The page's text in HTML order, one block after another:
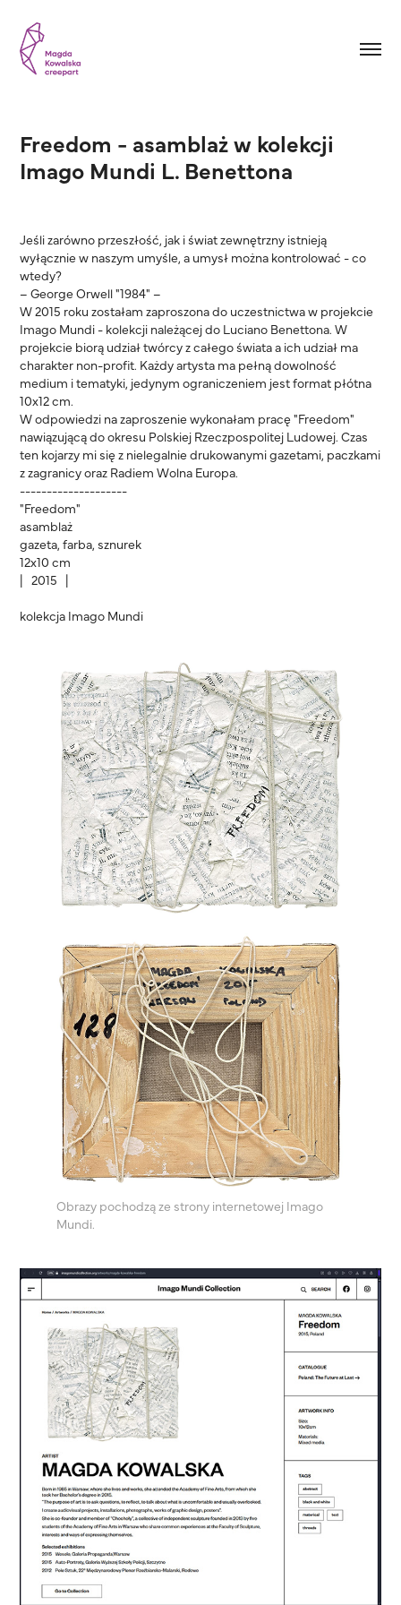
Freedom - asamblaż w kolekcji
Imago Mundi L. Benettona
Jeśli zarówno przeszłość, jak i świat zewnętrzny istnieją
wyłącznie w naszym umyśle, a umysł można kontrolować - co
wtedy?
– George Orwell "1984" –
W 2015 roku zostałam zaproszona do uczestnictwa w projekcie
Imago Mundi - kolekcji należącej do Luciano Benettona. W
projekcie biorą udział twórcy z całego świata a ich udział ma
charakter non-profit. Każdy artysta ma pełną dowolność
medium i tematyki, jedynym ograniczeniem jest format płótna
10x12 cm.
W odpowiedzi na zaproszenie wykonałam pracę "Freedom"
nawiązującą do okresu Polskiej Rzeczpospolitej Ludowej. Czas
ten kojarzy mi się z nielegalnie drukowanymi gazetami, paczkami
z zagranicy oraz Radiem Wolna Europa.
--------------------
"Freedom"
asamblaż
gazeta, farba, sznurek
12x10 cm
| 2015 |
kolekcja Imago Mundi
Obrazy pochodzą ze strony internetowej Imago
Mundi.